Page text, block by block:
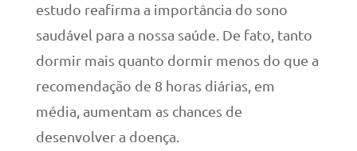
estudo reafirma a importância do sono
saudável para a nossa saúde. De fato, tanto
dormir mais quanto dormir menos do que a
recomendação de 8 horas diárias, em
média, aumentam as chances de
desenvolver a doença.